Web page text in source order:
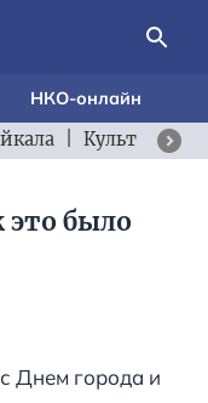
НКО-онлайн
Культурный
это было
Днем города и